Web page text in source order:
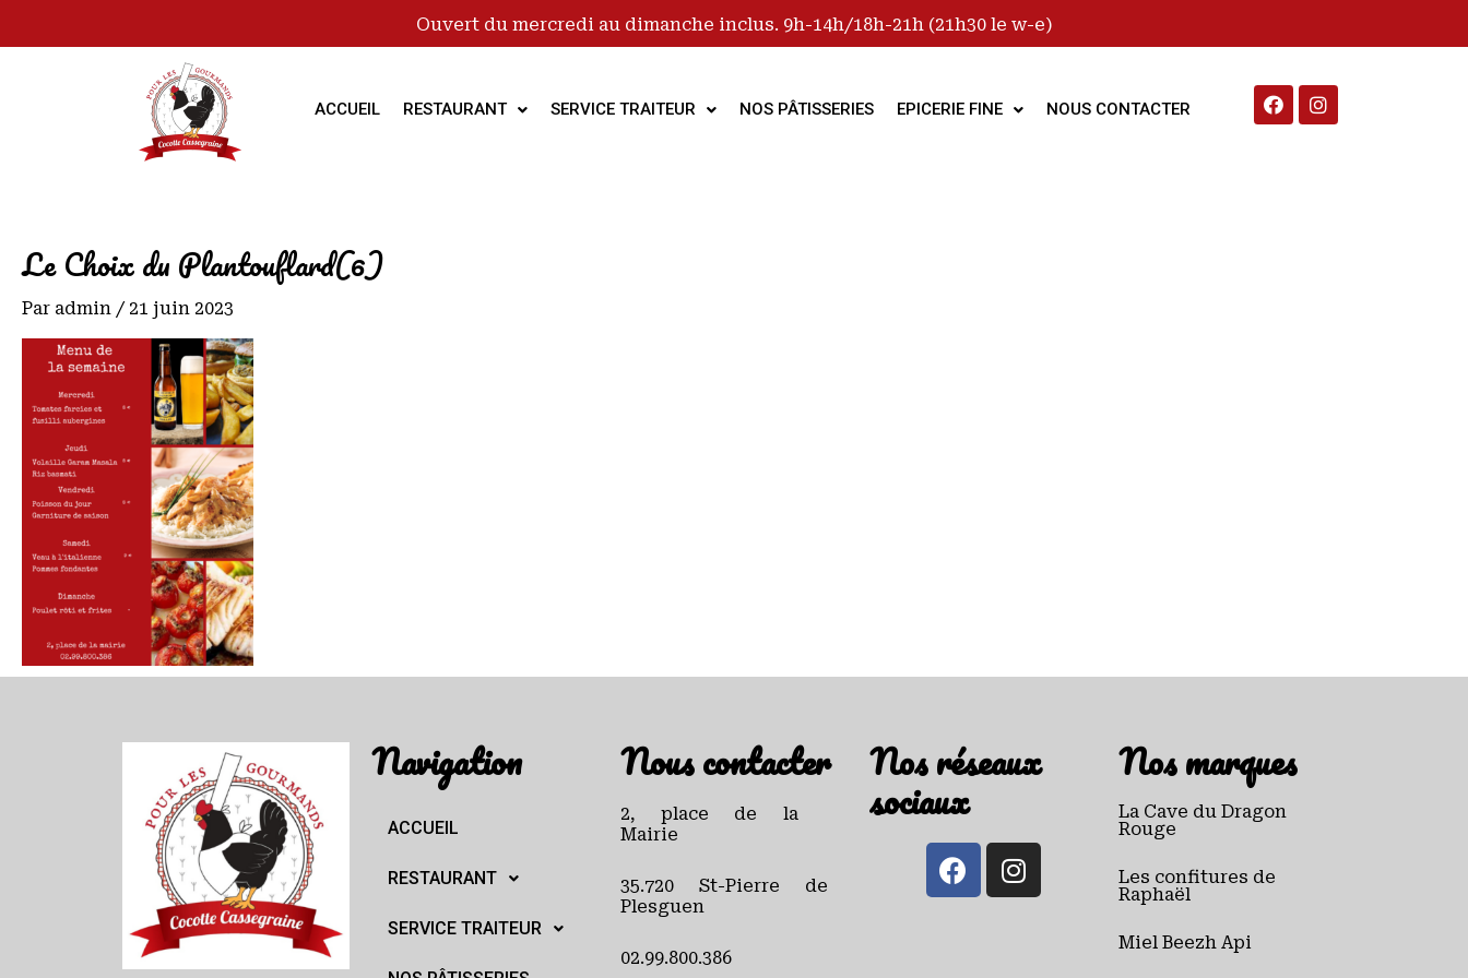
Ouvert du mercredi au dimanche inclus. 9h-14h/18h-21h (21h30 le w-e)
ACCUEIL RESTAURANT SERVICE TRAITEUR NOS PÂTISSERIES EPICERIE FINE NOUS CONTACTER
Le Choix du Plantouflard(6)
Par admin / 21 juin 2023
Navigation
ACCUEIL
RESTAURANT
SERVICE TRAITEUR
Nous contacter
2, place de la
Mairie
35.720 St-Pierre de
Plesguen
02.99.800.386
Nos réseaux
sociaux
Nos marques
La Cave du Dragon
Rouge
Les confitures de
Raphaël
Miel Beezh Api